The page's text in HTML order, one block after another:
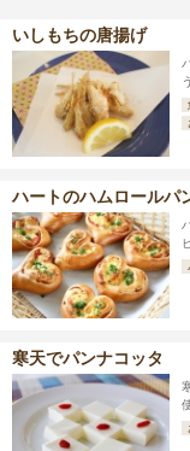
いしもちの唐揚げ
ハートのハムロールパ
寒天でパンナコッタ